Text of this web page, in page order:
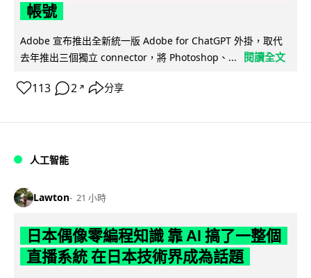
帳號
Adobe 宣布推出全新統一版 Adobe for ChatGPT 外掛，取代
去年推出三個獨立 connector，將 Photoshop、...
閱讀全文
113 2 ↗ 分享
人工智能
Lawton 21 小時
日本偶像零編程知識 靠 AI 搞了一整個
直播系統 在日本技術界成為話題